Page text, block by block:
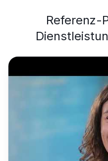
Referenz-